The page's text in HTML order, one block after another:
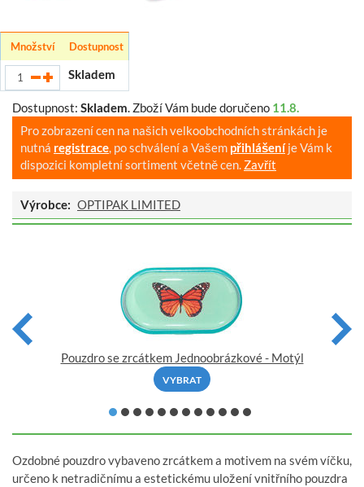
Množství Dostupnost
Skladem
Dostupnost: Skladem. Zboží Vám bude doručeno 11.8.
Pro zobrazení cen na našich velkoobchodních stránkách je
nutná registrace, po schválení a Vašem přihlášeníje Vám k
dispozici kompletní sortiment včetně cen. Zavřít
Výrobce: OPTIPAK LIMITED
Pouzdro se zrcátkem Jednoobrázkové - Motýl
VYBRAT
Ozdobné pouzdro vybaveno zrcátkem a motivem na svém víčku,
určeno k netradičnímu a estetickému uložení vnitřního pouzdra